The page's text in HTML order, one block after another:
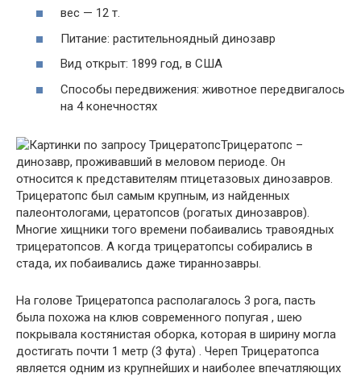
вес — 12 т.
Питание: растительноядный динозавр
Вид открыт: 1899 год, в США
Способы передвижения: животное передвигалось
на 4 конечностях
Трицератопс –
динозавр, проживавший в меловом периоде. Он
относится к представителям птицетазовых динозавров.
Трицератопс был самым крупным, из найденных
палеонтологами, цератопсов (рогатых динозавров).
Многие хищники того времени побаивались травоядных
трицератопсов. А когда трицератопсы собирались в
стада, их побаивались даже тираннозавры.
На голове Трицератопса располагалось 3 рога, пасть
была похожа на клюв современного попугая , шею
покрывала костянистая оборка, которая в ширину могла
достигать почти 1 метр (3 фута) . Череп Трицератопса
является одним из крупнейших и наиболее впечатляющих